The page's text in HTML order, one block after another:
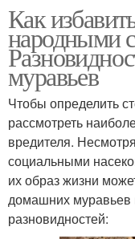
Как
народными
муравьев
Чтобы определить
рассмотреть
вредителя.
социальными
их образ жизни
домашних муравьев
разновидностей: